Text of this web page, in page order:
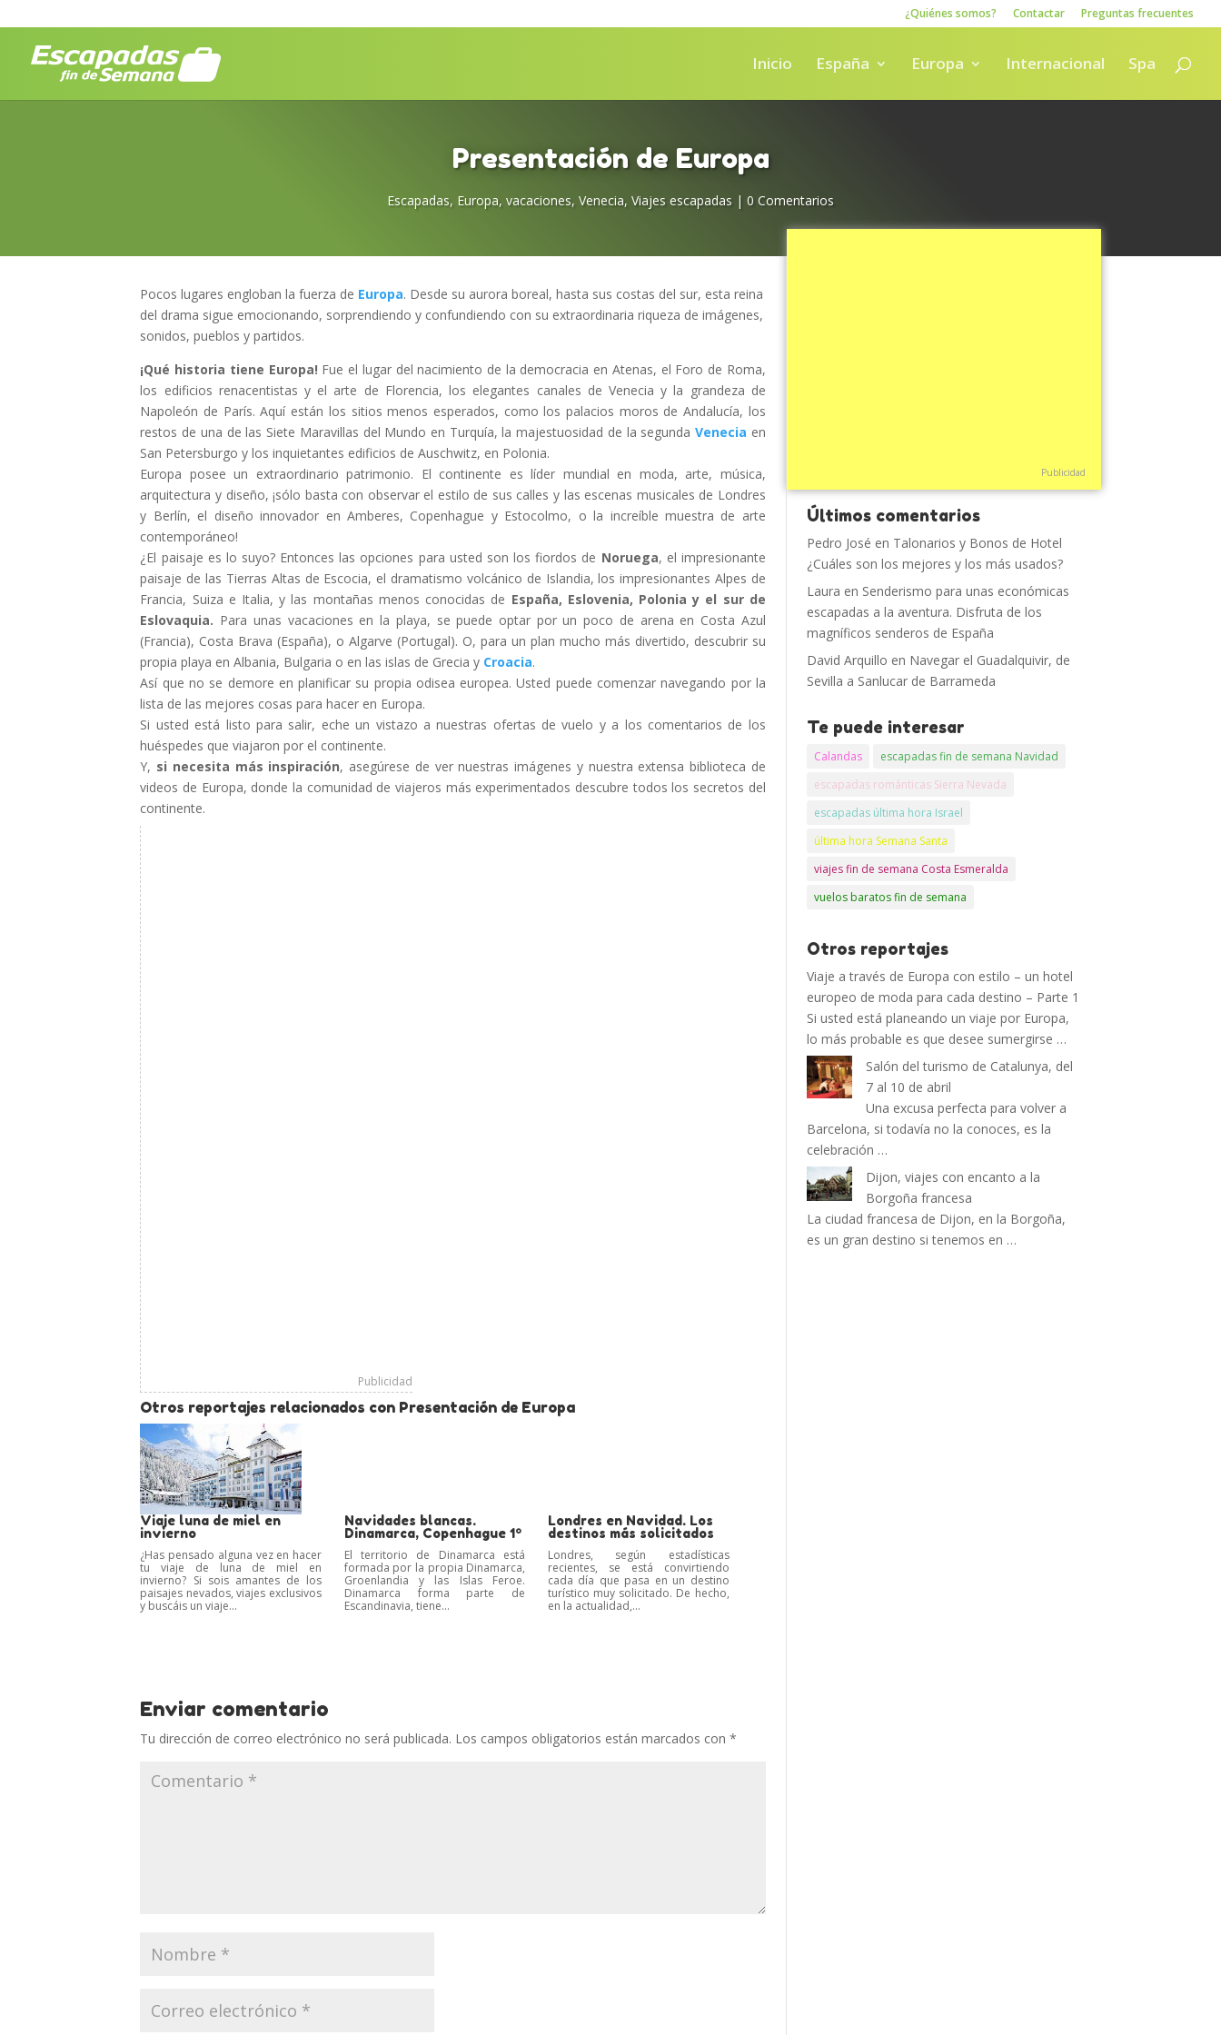
¿Quiénes somos? Contactar Preguntas frecuentes
Inicio España Europa Internacional Spa
Presentación de Europa
Escapadas, Europa, vacaciones, Venecia, Viajes escapadas | 0 Comentarios
Pocos lugares engloban la fuerza de Europa. Desde su aurora boreal, hasta sus costas del sur, esta reina
del drama sigue emocionando, sorprendiendo y confundiendo con su extraordinaria riqueza de imágenes,
sonidos, pueblos y partidos.
¡Qué historia tiene Europa! Fue el lugar del nacimiento de la democracia en Atenas, el Foro de Roma,
los edificios renacentistas y el arte de Florencia, los elegantes canales de Venecia y la grandeza de
Napoleón de París. Aquí están los sitios menos esperados, como los palacios moros de Andalucía, los
restos de una de las Siete Maravillas del Mundo en Turquía, la majestuosidad de la segundaVenecia en
San Petersburgo y los inquietantes edificios de Auschwitz, en Polonia.
Europa posee un extraordinario patrimonio. El continente es líder mundial en moda, arte, música,
arquitectura y diseño, ¡sólo basta con observar el estilo de sus calles y las escenas musicales de Londres
y Berlín, el diseño innovador en Amberes, Copenhague y Estocolmo, o la increíble muestra de arte
contemporáneo!
¿El paisaje es lo suyo? Entonces las opciones para usted son los fiordos de Noruega, el impresionante
paisaje de las Tierras Altas de Escocia, el dramatismo volcánico de Islandia, los impresionantes Alpes de
Francia, Suiza e Italia, y las montañas menos conocidas de España, Eslovenia, Polonia y el sur de
Eslovaquia. Para unas vacaciones en la playa, se puede optar por un poco de arena en Costa Azul
(Francia), Costa Brava (España), o Algarve (Portugal). O, para un plan mucho más divertido, descubrir su
propia playa en Albania, Bulgaria o en las islas de Grecia y Croacia.
Así que no se demore en planificar su propia odisea europea. Usted puede comenzar navegando por la
lista de las mejores cosas para hacer en Europa.
Si usted está listo para salir, eche un vistazo a nuestras ofertas de vuelo y a los comentarios de los
huéspedes que viajaron por el continente.
Y, si necesita más inspiración, asegúrese de ver nuestras imágenes y nuestra extensa biblioteca de
videos de Europa, donde la comunidad de viajeros más experimentados descubre todos los secretos del
continente.
Publicidad
Otros reportajes relacionados con Presentación de Europa
Viaje luna de miel en
invierno
¿Has pensado alguna vez en hacer
tu viaje de luna de miel en
invierno? Si sois amantes de los
paisajes nevados, viajes exclusivos
y buscáis un viaje...
Navidades blancas.
Dinamarca, Copenhague 1º
El territorio de Dinamarca está
formada por la propia Dinamarca,
Groenlandia y las Islas Feroe.
Dinamarca forma parte de
Escandinavia, tiene...
Londres en Navidad. Los
destinos más solicitados
Londres, según estadísticas
recientes, se está convirtiendo
cada día que pasa en un destino
turístico muy solicitado. De hecho,
en la actualidad,...
Enviar comentario
Tu dirección de correo electrónico no será publicada. Los campos obligatorios están marcados con*
Publicidad
Últimos comentarios
Pedro José en Talonarios y Bonos de Hotel
¿Cuáles son los mejores y los más usados?
Laura en Senderismo para unas económicas
escapadas a la aventura. Disfruta de los
magníficos senderos de España
David Arquillo en Navegar el Guadalquivir, de
Sevilla a Sanlucar de Barrameda
Te puede interesar
Calandas
escapadas fin de semana Navidad
escapadas románticas Sierra Nevada
escapadas última hora Israel
última hora Semana Santa
viajes fin de semana Costa Esmeralda
vuelos baratos fin de semana
Otros reportajes
Viaje a través de Europa con estilo – un hotel
europeo de moda para cada destino – Parte 1
Si usted está planeando un viaje por Europa,
lo más probable es que desee sumergirse …
Salón del turismo de Catalunya, del
7 al 10 de abril
Una excusa perfecta para volver a
Barcelona, si todavía no la conoces, es la
celebración …
Dijon, viajes con encanto a la
Borgoña francesa
La ciudad francesa de Dijon, en la Borgoña,
es un gran destino si tenemos en …